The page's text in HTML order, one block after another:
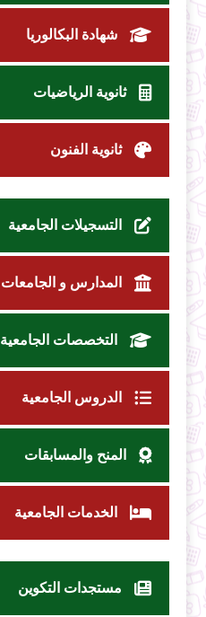
شهادة البكالوريا
ثانوية الرياضيات
ثانوية الفنون
التسجيلات الجامعية
المدارس و الجامعات
التخصصات الجامعية
الدروس الجامعية
المنح والمسابقات
الخدمات الجامعية
مستجدات التكوين